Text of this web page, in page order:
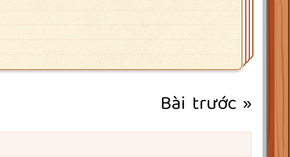
Bài trước »